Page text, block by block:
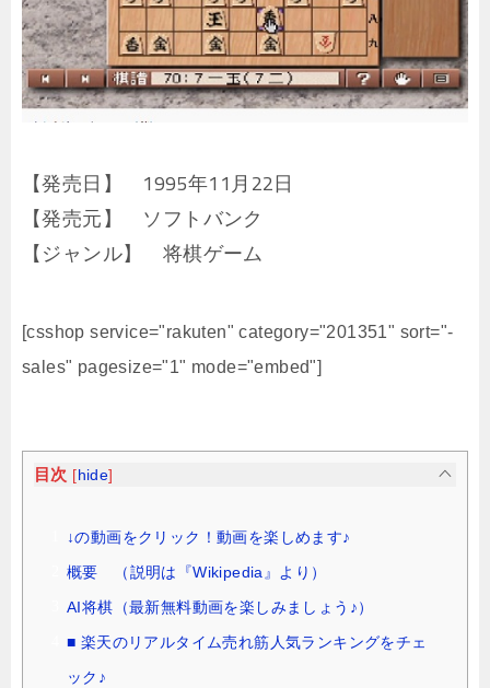
【発売日】 1995年11月22日
【発売元】 ソフトバンク
【ジャンル】 将棋ゲーム
[csshop service="rakuten" category="201351" sort="-
sales" pagesize="1" mode="embed"]
目次 [ hide]
↓の動画をクリック！動画を楽しめます♪
概要 （説明は『Wikipedia』より）
AI将棋（最新無料動画を楽しみましょう♪）
■ 楽天のリアルタイム売れ筋人気ランキングをチェ
ック♪